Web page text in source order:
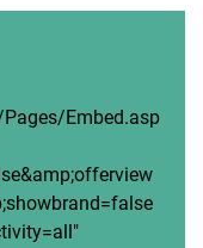
Embed.asp